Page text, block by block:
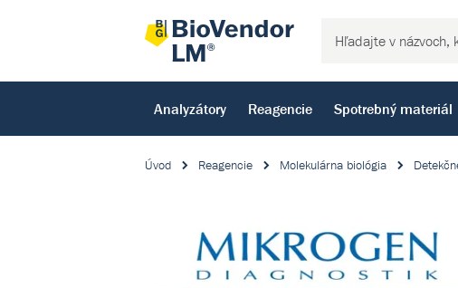
Analyzátory Reagencie Spotrebný materiál
Úvod Reagencie Molekulárna biológia